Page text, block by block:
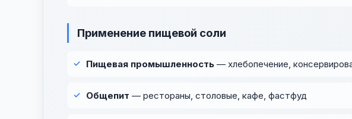
Применение пищевой соли
Пищевая промышленность — хлебопечение,
Общепит — рестораны, столовые, кафе, фастфуд